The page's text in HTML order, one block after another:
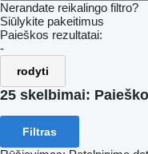
Nerandate reikalingo filtro?
Siūlykite pakeitimus
Paieškos rezultatai:
-
rodyti
25 skelbimai:
Filtras